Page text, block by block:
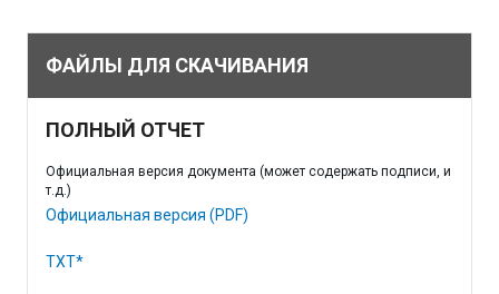
ФАЙЛЫ ДЛЯ СКАЧИВАНИЯ
ПОЛНЫЙ ОТЧЕТ
Официальная версия документа (может содержать подписи, и
т.д.)
Официальная версия (PDF)
TXT*